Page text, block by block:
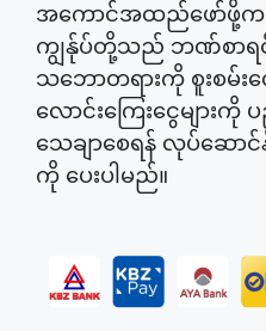
အကောင်အထည်ဖော်ဖို့က
ကျွန်ုပ်တို့သည် ဘဏ်စာရင်
သဘောတရားကို စူးစမ်း
လောင်းကြေးငွေများကို
သေချာစေရန် လုပ်ဆောင်
ကို ပေးပါမည်။